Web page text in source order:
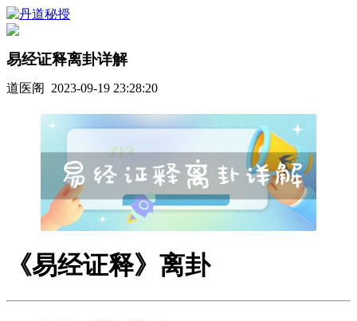
易经证释离卦详解
道医阁 2023-09-19 23:28:20
《易经证释》离卦